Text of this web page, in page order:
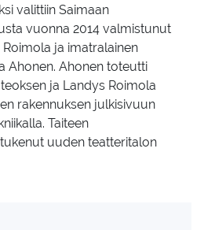
valittiin Saimaan
vuonna 2014 valmistunut
ja imatralainen
Ahonen. Ahonen toteutti
ja Landys Roimola
rakennuksen julkisivuun
Taiteen
uuden teatteritalon